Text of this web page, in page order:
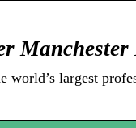
largest